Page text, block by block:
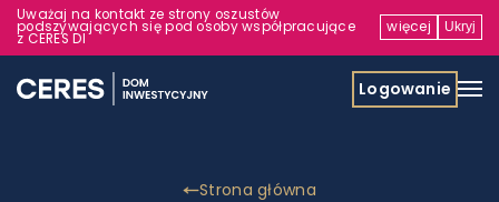
Uważaj na kontakt ze strony oszustów
podszywających się pod osoby współpracujące
z CERES DI
więcej Ukryj
Logowanie
Strona główna